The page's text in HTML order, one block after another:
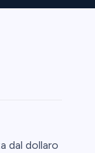
dal dollaro